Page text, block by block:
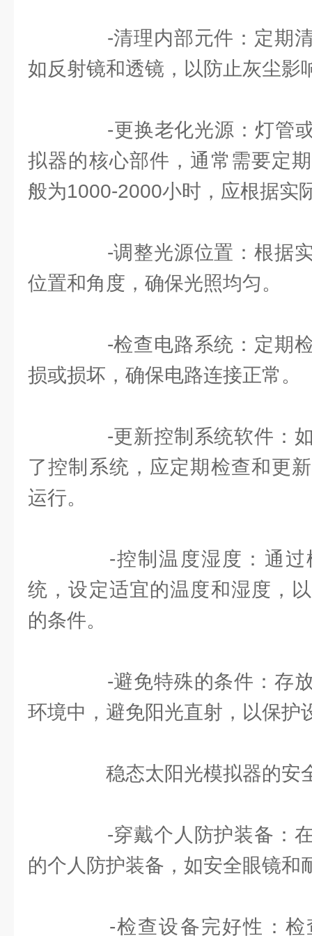
-清理内部元件：定期清
如反射镜和透镜，以防止灰尘影
-更换老化光源：灯管或
拟器的核心部件，通常需要定
般为1000-2000小时，应根据实
-调整光源位置：根据实
位置和角度，确保光照均匀。
-检查电路系统：定期检
损或损坏，确保电路连接正常。
-更新控制系统软件：如
了控制系统，应定期检查和更
运行。
-控制温度湿度：通过
统，设定适宜的温度和湿度，
的条件。
-避免特殊的条件：存放
环境中，避免阳光直射，以保护
稳态太阳光模拟器的安
-穿戴个人防护装备：在
的个人防护装备，如安全眼镜和
-检查设备完好性：检